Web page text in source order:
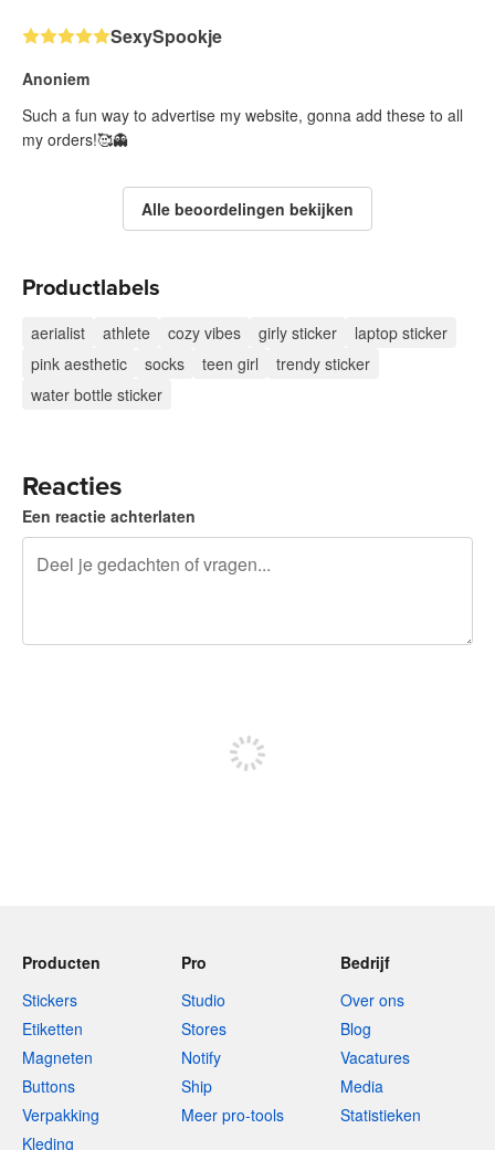
SexySpookje
Anoniem
Such a fun way to advertise my website, gonna add these to all
my orders!🥰👻
Alle beoordelingen bekijken
Productlabels
aerialist athlete cozy vibes girly sticker
laptop sticker
pink aesthetic
socks teen girl
trendy sticker
water bottle sticker
Reacties
Een reactie achterlaten
Producten
Stickers
Etiketten
Magneten
Buttons
Verpakking
Kleding
Pro
Studio
Stores
Notify
Ship
Meer pro-tools
Bedrijf
Over ons
Blog
Vacatures
Media
Statistieken